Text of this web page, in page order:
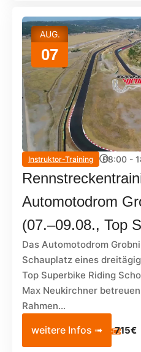
AUG.
07
Instruktor-Training 08:00 -
Automotodrom
(07.–09.08., Top
Das Automotodrom
Schauplatz eines
Top Superbike Riding
Max Neukirchner
Rahmen...
weitere Infos ➟ 715€